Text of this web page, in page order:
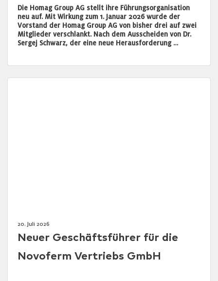
Die Homag Group AG stellt ihre Führungsorganisation
neu auf. Mit Wirkung zum 1. Januar 2026 wurde der
Vorstand der Homag Group AG von bisher drei auf zwei
Mitglieder verschlankt. Nach dem Ausscheiden von Dr.
Sergej Schwarz, der eine neue Herausforderung …
20. Juli 2026
Neuer Geschäftsführer für die
Novoferm Vertriebs GmbH